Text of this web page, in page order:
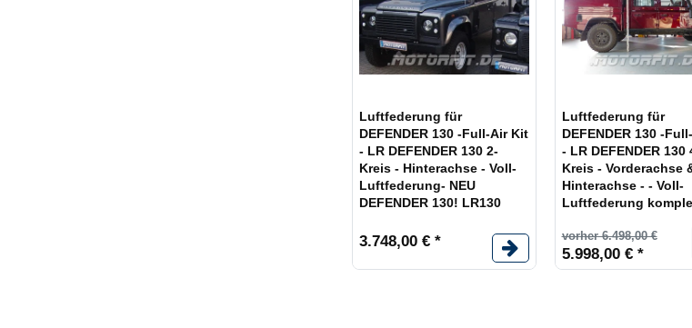
Luftfederung für
DEFENDER 130 -Full-Air Kit
- LR DEFENDER 130 2-
Kreis - Hinterachse - Voll-
Luftfederung- NEU
DEFENDER 130! LR130
3.748,00 € *
Luftfederung für
DEFENDER 130 -
- LR DEFENDER 130
Kreis - Vorderachse &
Hinterachse - - Voll-
Luftfederung
vorher 6.498,00 €
5.998,00 € *